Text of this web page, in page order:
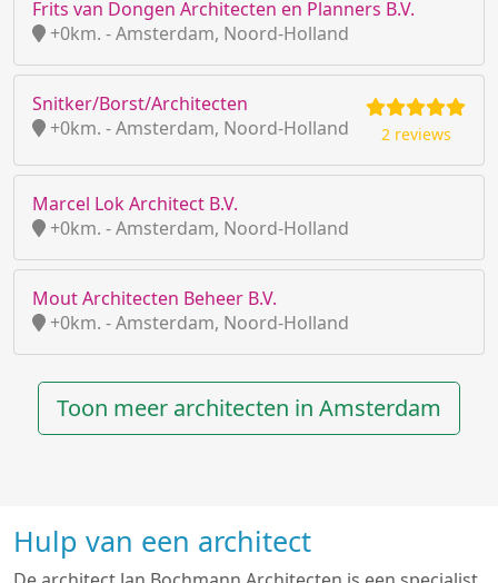
Frits van Dongen Architecten en Planners B.V.
+0km. - Amsterdam, Noord-Holland
Snitker/Borst/Architecten
+0km. - Amsterdam, Noord-Holland
2 reviews
Marcel Lok Architect B.V.
+0km. - Amsterdam, Noord-Holland
Mout Architecten Beheer B.V.
+0km. - Amsterdam, Noord-Holland
Toon meer architecten in Amsterdam
Hulp van een architect